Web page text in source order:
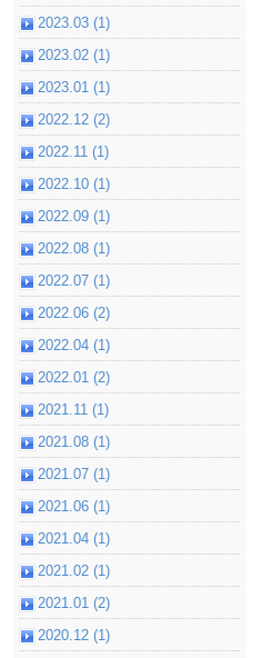
2023.03 (1)
2023.02 (1)
2023.01 (1)
2022.12 (2)
2022.11 (1)
2022.10 (1)
2022.09 (1)
2022.08 (1)
2022.07 (1)
2022.06 (2)
2022.04 (1)
2022.01 (2)
2021.11 (1)
2021.08 (1)
2021.07 (1)
2021.06 (1)
2021.04 (1)
2021.02 (1)
2021.01 (2)
2020.12 (1)